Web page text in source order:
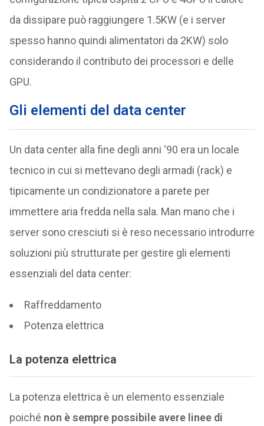
da dissipare può raggiungere 1.5KW (e i server
spesso hanno quindi alimentatori da 2KW) solo
considerando il contributo dei processori e delle
GPU.
Gli elementi del data center
Un data center alla fine degli anni ‘90 era un locale
tecnico in cui si mettevano degli armadi (rack) e
tipicamente un condizionatore a parete per
immettere aria fredda nella sala. Man mano che i
server sono cresciuti si è reso necessario introdurre
soluzioni più strutturate per gestire gli elementi
essenziali del data center:
Raffreddamento
Potenza elettrica
La potenza elettrica
La potenza elettrica è un elemento essenziale
poiché non è sempre possibile avere linee di